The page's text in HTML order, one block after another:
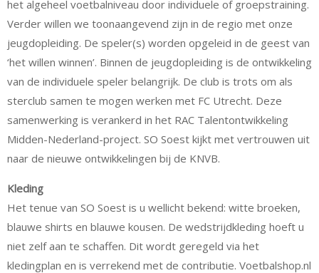
het algeheel voetbalniveau door individuele of groepstraining.
Verder willen we toonaangevend zijn in de regio met onze
jeugdopleiding. De speler(s) worden opgeleid in de geest van
‘het willen winnen’. Binnen de jeugdopleiding is de ontwikkeling
van de individuele speler belangrijk. De club is trots om als
sterclub samen te mogen werken met FC Utrecht. Deze
samenwerking is verankerd in het RAC Talentontwikkeling
Midden-Nederland-project. SO Soest kijkt met vertrouwen uit
naar de nieuwe ontwikkelingen bij de KNVB.
Kleding
Het tenue van SO Soest is u wellicht bekend: witte broeken,
blauwe shirts en blauwe kousen. De wedstrijdkleding hoeft u
niet zelf aan te schaffen. Dit wordt geregeld via het
kledingplan en is verrekend met de contributie. Voetbalshop.nl